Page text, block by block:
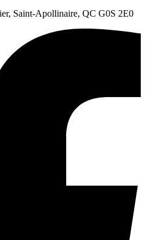
Saint-Apollinaire, QC G0S 2E0